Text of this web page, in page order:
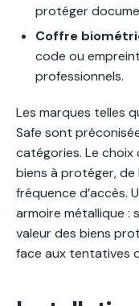
protéger
Coffre
code ou
professionnels.
Les marques telles
Safe sont
catégories. Le
biens à protéger, de
fréquence d’accès.
armoire métallique :
valeur des biens
face aux tentatives